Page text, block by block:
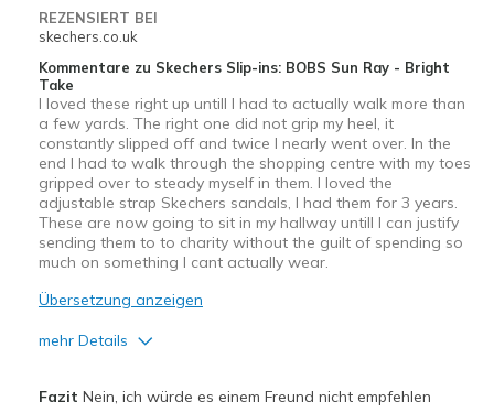
REZENSIERT BEI
skechers.co.uk
Kommentare zu Skechers Slip-ins: BOBS Sun Ray - Bright
Take
I loved these right up untill I had to actually walk more than
a few yards. The right one did not grip my heel, it
constantly slipped off and twice I nearly went over. In the
end I had to walk through the shopping centre with my toes
gripped over to steady myself in them. I loved the
adjustable strap Skechers sandals, I had them for 3 years.
These are now going to sit in my hallway untill I can justify
sending them to to charity without the guilt of spending so
much on something I cant actually wear.
Übersetzung anzeigen
mehr Details
Fazit Nein, ich würde es einem Freund nicht empfehlen